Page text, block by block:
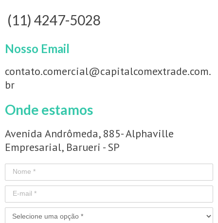
(11) 4247-5028
Nosso Email
contato.comercial@capitalcomextrade.com.
br
Onde estamos
Avenida Andrômeda, 885- Alphaville
Empresarial, Barueri - SP